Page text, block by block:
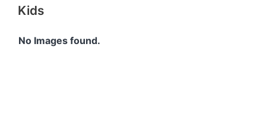
Kids
No Images found.